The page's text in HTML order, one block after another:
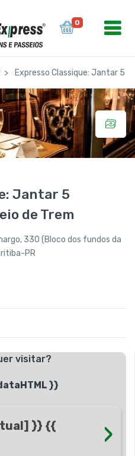
0
Expresso Classique: Jantar 5
Jantar 5
de Trem
330 (Bloco dos fundos da
PR
visitar?
}}
}} {{
›